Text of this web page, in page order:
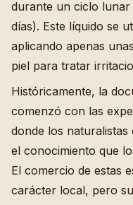
durante un ciclo
días). Este líquido se
aplicando apenas
piel para tratar
Históricamente, la
comenzó con las
donde los
el conocimiento que
El comercio de estas
carácter local, pero